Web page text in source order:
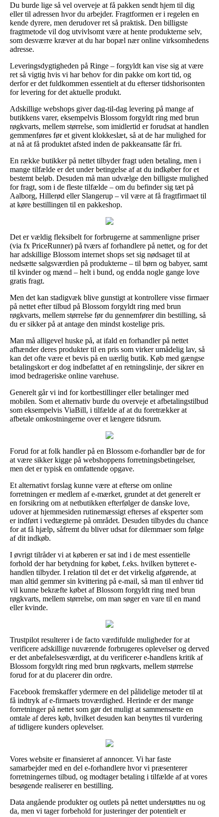
Du burde lige så vel overveje at få pakken sendt hjem til dig
eller til adressen hvor du arbejder. Fragtformen er i regelen en
kende dyrere, men derudover ret så praktisk. Den billigste
fragtmetode vil dog utvivlsomt være at hente produkterne selv,
som desværre kræver at du har bopæl nær online virksomhedens
adresse.
Leveringsdygtigheden på Ringe – forgyldt kan vise sig at være
ret så vigtig hvis vi har behov for din pakke om kort tid, og
derfor er det fuldkommen essentielt at du efterser tidshorisonten
for levering for det aktuelle produkt.
Adskillige webshops giver dag-til-dag levering på mange af
butikkens varer, eksempelvis Blossom forgyldt ring med brun
røgkvarts, mellem størrelse, som imidlertid er forudsat at handlen
gemmenføres før et givent klokkeslæt, så at de har mulighed for
at nå at få produktet afsted inden de pakkeansatte får fri.
En række butikker på nettet tilbyder fragt uden betaling, men i
mange tilfælde er det under betingelse af at du indkøber for et
bestemt beløb. Desuden må man udvælge den billigste mulighed
for fragt, som i de fleste tilfælde – om du befinder sig tæt på
Aalborg, Hillerød eller Slangerup – vil være at få fragtfirmaet til
at køre bestillingen til en pakkeshop.
Det er vældig fleksibelt for forbrugerne at sammenligne priser
(via fx PriceRunner) på tværs af forhandlere på nettet, og for det
har adskillige Blossom internet shops set sig nødsaget til at
nedsætte salgsværdien på produkterne – til børn og babyer, samt
til kvinder og mænd – helt i bund, og endda nogle gange love
gratis fragt.
Men det kan stadigvæk blive gunstigt at kontrollere visse firmaer
på nettet efter tilbud på Blossom forgyldt ring med brun
røgkvarts, mellem størrelse før du gennemfører din bestilling, så
du er sikker på at antage den mindst kostelige pris.
Man må alligevel huske på, at ifald en forhandler på nettet
afhænder deres produkter til en pris som virker umådelig lav, så
kan det ofte være et bevis på en uærlig butik. Køb med gængse
betalingskort er dog indbefattet af en retningslinje, der sikrer en
imod bedrageriske online varehuse.
Generelt går vi ind for kortbestillinger eller betalinger med
mobilen. Som et alternativ burde du overveje et afbetalingstilbud
som eksempelvis ViaBill, i tilfælde af at du foretrækker at
afbetale omkostningerne over et længere tidsrum.
Forud for at folk handler på en Blossom e-forhandler bør de for
at være sikker kigge på webshoppens forretningsbetingelser,
men det er typisk en omfattende opgave.
Et alternativt forslag kunne være at efterse om online
forretningen er medlem af e-mærket, grundet at det generelt er
en forsikring om at netbutikken efterfølger de danske love,
udover at hjemmesiden rutinemæssigt efterses af eksperter som
er indført i vedtægterne på området. Desuden tilbydes du chance
for at få hjælp, såfremt du bliver udsat for dilemmaer som følge
af dit indkøb.
I øvrigt tilråder vi at køberen er sat ind i de mest essentielle
forhold der har betydning for købet, f.eks. hvilken bytteret e-
handlen tilbyder. I relation til det er det virkelig afgørende, at
man altid gemmer sin kvittering på e-mail, så man til enhver tid
vil kunne bekræfte købet af Blossom forgyldt ring med brun
røgkvarts, mellem størrelse, om man søger en vare til en mand
eller kvinde.
Trustpilot resulterer i de facto værdifulde muligheder for at
verificere adskillige nuværende forbrugeres oplevelser og derved
er det anbefalelsesværdigt, at du verificerer e-handlens kritik af
Blossom forgyldt ring med brun røgkvarts, mellem størrelse
forud for at du placerer din ordre.
Facebook fremskaffer ydermere en del pålidelige metoder til at
få indtryk af e-firmaets troværdighed. Herinde er der mange
forretninger på nettet som gør det muligt at sammensætte en
omtale af deres køb, hvilket desuden kan benyttes til vurdering
af tidligere kunders oplevelser.
Vores website er finansieret af annoncer. Vi har faste
samarbejder med en del e-forhandlere hvor vi præsenterer
forretningernes tilbud, og modtager betaling i tilfælde af at vores
besøgende realiserer en bestilling.
Data angående produkter og outlets på nettet understøttes nu og
da, men vi tager forbehold for justeringer der potentielt er